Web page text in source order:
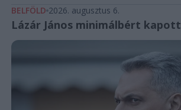
BELFÖLD 2026. augusztus 6.
Lázár János minimálbért kapott